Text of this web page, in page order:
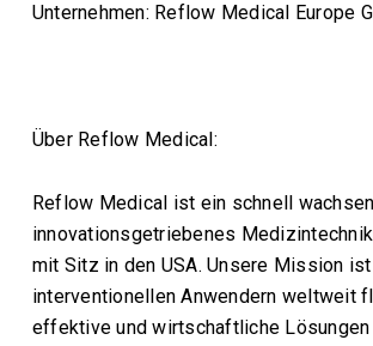
Unternehmen: Reflow Medical Europe
Über Reflow Medical:
Reflow Medical ist ein schnell
innovationsgetriebenes
mit Sitz in den USA. Unsere Mission
interventionellen Anwendern weltweit
effektive und wirtschaftliche